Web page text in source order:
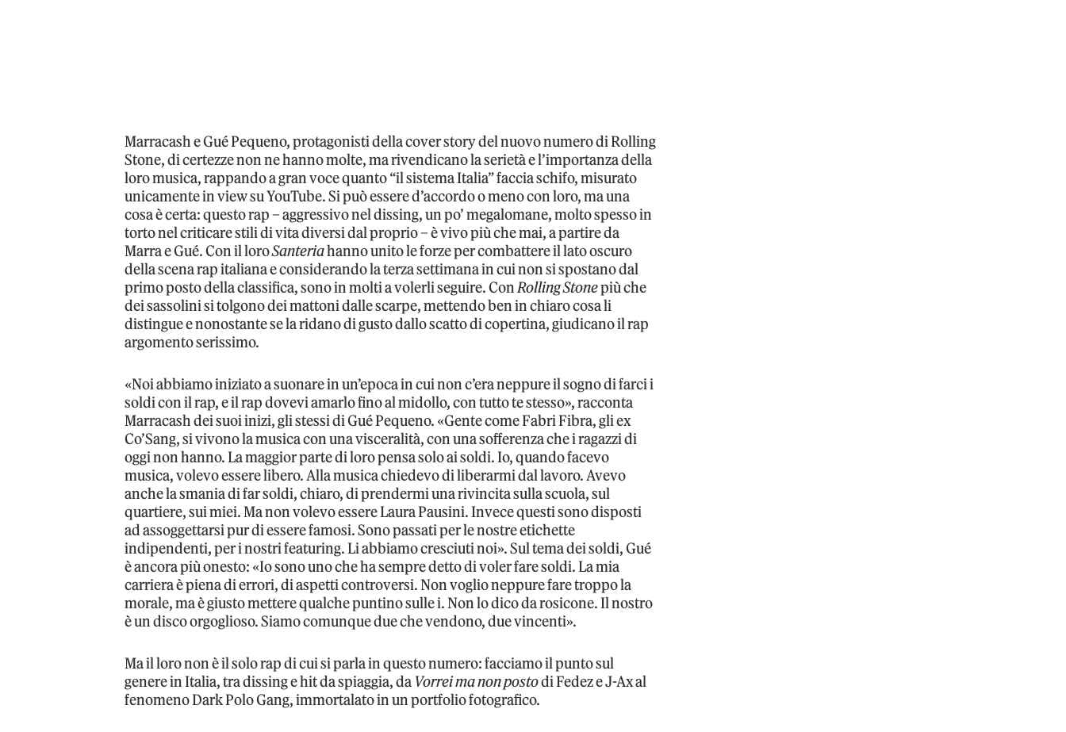
Marracash e Gué Pequeno, protagonisti della cover story del nuovo numero di Rolling
Stone, di certezze non ne hanno molte, ma rivendicano la serietà e l’importanza della
loro musica, rappando a gran voce quanto “il sistema Italia” faccia schifo, misurato
unicamente in view su YouTube. Si può essere d’accordo o meno con loro, ma una
cosa è certa: questo rap – aggressivo nel dissing, un po’ megalomane, molto spesso in
torto nel criticare stili di vita diversi dal proprio – è vivo più che mai, a partire da
Marra e Gué. Con il loroSanteriahanno unito le forze per combattere il lato oscuro
della scena rap italiana e considerando la terza settimana in cui non si spostano dal
primo posto della classifica, sono in molti a volerli seguire. ConRolling Stonepiù che
dei sassolini si tolgono dei mattoni dalle scarpe, mettendo ben in chiaro cosa li
distingue e nonostante se la ridano di gusto dallo scatto di copertina, giudicano il rap
argomento serissimo.
«Noi abbiamo iniziato a suonare in un’epoca in cui non c’era neppure il sogno di farci i
soldi con il rap, e il rap dovevi amarlo fino al midollo, con tutto te stesso», racconta
Marracash dei suoi inizi, gli stessi di Gué Pequeno. «Gente come Fabri Fibra, gli ex
Co’Sang, si vivono la musica con una visceralità, con una sofferenza che i ragazzi di
oggi non hanno. La maggior parte di loro pensa solo ai soldi. Io, quando facevo
musica, volevo essere libero. Alla musica chiedevo di liberarmi dal lavoro. Avevo
anche la smania di far soldi, chiaro, di prendermi una rivincita sulla scuola, sul
quartiere, sui miei. Ma non volevo essere Laura Pausini. Invece questi sono disposti
ad assoggettarsi pur di essere famosi. Sono passati per le nostre etichette
indipendenti, per i nostri featuring. Li abbiamo cresciuti noi». Sul tema dei soldi, Gué
è ancora più onesto: «Io sono uno che ha sempre detto di voler fare soldi. La mia
carriera è piena di errori, di aspetti controversi. Non voglio neppure fare troppo la
morale, ma è giusto mettere qualche puntino sulle i. Non lo dico da rosicone. Il nostro
è un disco orgoglioso. Siamo comunque due che vendono, due vincenti».
Ma il loro non è il solo rap di cui si parla in questo numero: facciamo il punto sul
genere in Italia, tra dissing e hit da spiaggia, da Vorrei ma non postodi Fedez e J-Ax al
fenomeno Dark Polo Gang, immortalato in un portfolio fotografico.